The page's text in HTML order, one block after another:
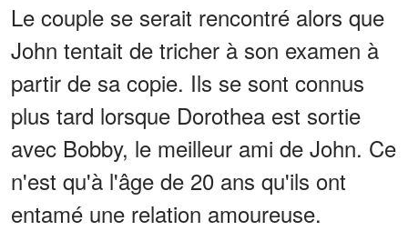
Le couple se serait rencontré alors que
John tentait de tricher à son examen à
partir de sa copie. Ils se sont connus
plus tard lorsque Dorothea est sortie
avec Bobby, le meilleur ami de John. Ce
n'est qu'à l'âge de 20 ans qu'ils ont
entamé une relation amoureuse.